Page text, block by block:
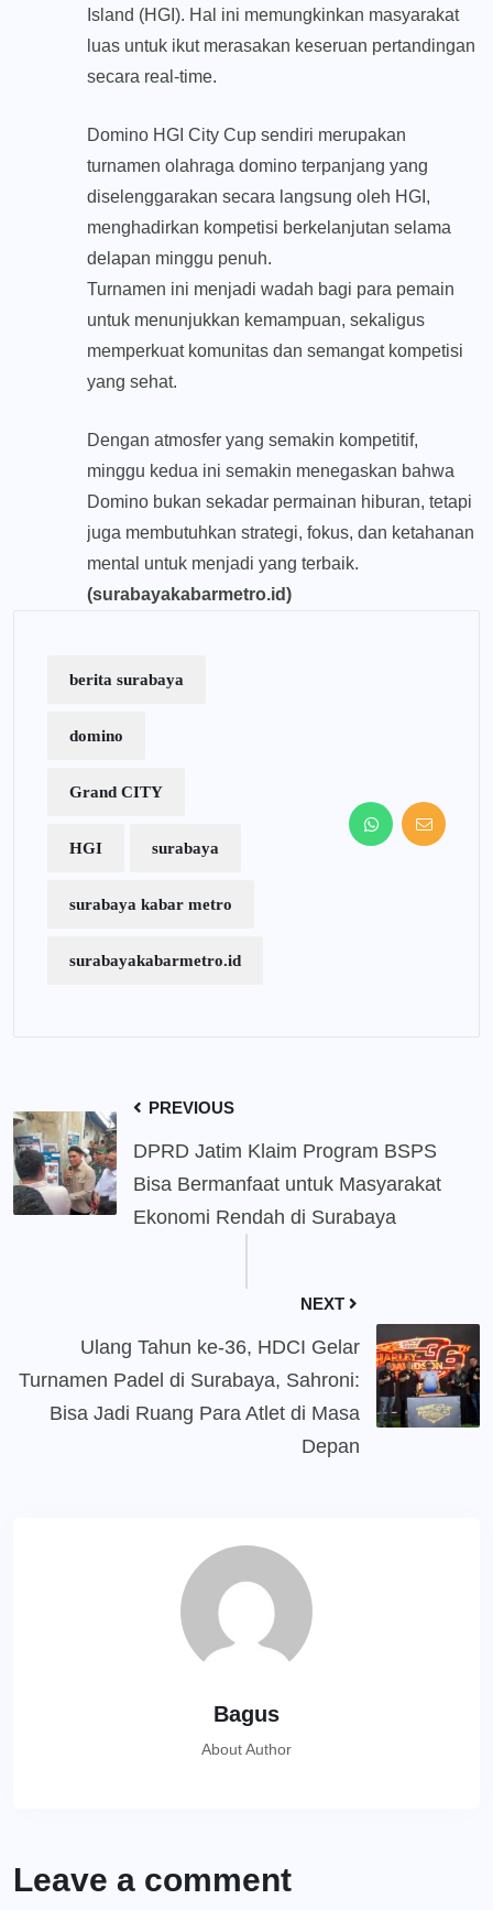
Island (HGI). Hal ini memungkinkan masyarakat
luas untuk ikut merasakan keseruan pertandingan
secara real-time.
Domino HGI City Cup sendiri merupakan
turnamen olahraga domino terpanjang yang
diselenggarakan secara langsung oleh HGI,
menghadirkan kompetisi berkelanjutan selama
delapan minggu penuh.
Turnamen ini menjadi wadah bagi para pemain
untuk menunjukkan kemampuan, sekaligus
memperkuat komunitas dan semangat kompetisi
yang sehat.
Dengan atmosfer yang semakin kompetitif,
minggu kedua ini semakin menegaskan bahwa
Domino bukan sekadar permainan hiburan, tetapi
juga membutuhkan strategi, fokus, dan ketahanan
mental untuk menjadi yang terbaik.
(surabayakabarmetro.id)
berita surabaya
domino
Grand CITY
HGI surabaya
surabaya kabar metro
surabayakabarmetro.id
PREVIOUS
DPRD Jatim Klaim Program BSPS
Bisa Bermanfaat untuk Masyarakat
Ekonomi Rendah di Surabaya
NEXT
Ulang Tahun ke-36, HDCI Gelar
Turnamen Padel di Surabaya, Sahroni:
Bisa Jadi Ruang Para Atlet di Masa
Depan
Bagus
About Author
Leave a comment